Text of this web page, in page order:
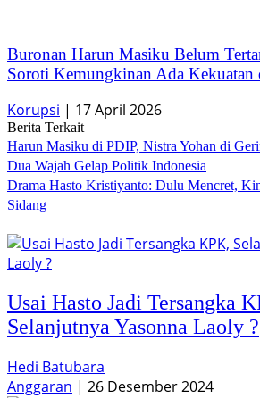
Buronan Harun Masiku Belum
Soroti Kemungkinan Ada
Korupsi | 17 April 2026
Berita Terkait
Harun Masiku di PDIP, Nistra Yohan di
Dua Wajah Gelap Politik Indonesia
Drama Hasto Kristiyanto: Dulu Mencret,
Sidang
Usai Hasto Jadi Tersangka
Selanjutnya Yasonna Laoly ?
Hedi Batubara
Anggaran | 26 Desember 2024